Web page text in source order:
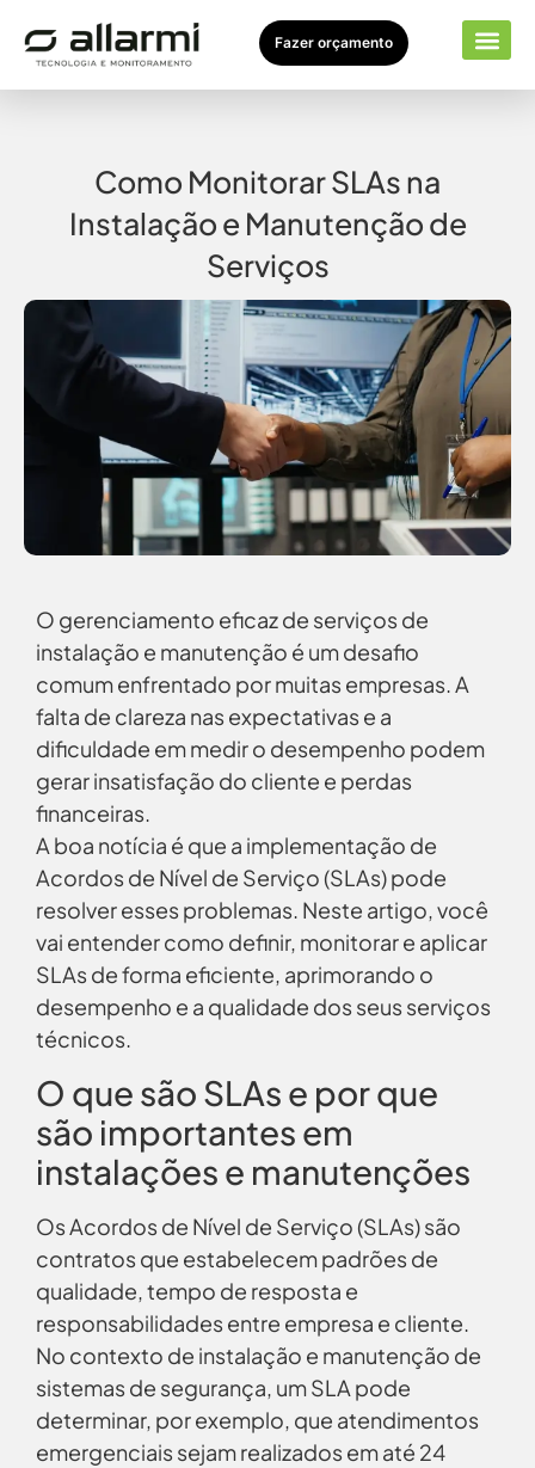
Fazer orçamento
Como Monitorar SLAs na
Instalação e Manutenção de
Serviços
O gerenciamento eficaz de serviços de
instalação e manutenção é um desafio
comum enfrentado por muitas empresas. A
falta de clareza nas expectativas e a
dificuldade em medir o desempenho podem
gerar insatisfação do cliente e perdas
financeiras.
A boa notícia é que a implementação de
Acordos de Nível de Serviço (SLAs) pode
resolver esses problemas. Neste artigo, você
vai entender como definir, monitorar e aplicar
SLAs de forma eficiente, aprimorando o
desempenho e a qualidade dos seus serviços
técnicos.
O que são SLAs e por que
são importantes em
instalações e manutenções
Os Acordos de Nível de Serviço (SLAs) são
contratos que estabelecem padrões de
qualidade, tempo de resposta e
responsabilidades entre empresa e cliente.
No contexto de instalação e manutenção de
sistemas de segurança, um SLA pode
determinar, por exemplo, que atendimentos
emergenciais sejam realizados em até 24